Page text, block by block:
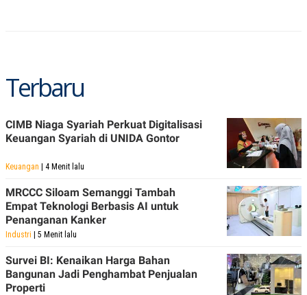
USE
PEDOMAN
SIBER
POLICY
Terbaru
CIMB Niaga Syariah Perkuat Digitalisasi
Keuangan Syariah di UNIDA Gontor
Keuangan | 4 Menit lalu
MRCCC Siloam Semanggi Tambah
Empat Teknologi Berbasis AI untuk
Penanganan Kanker
Industri | 5 Menit lalu
Survei BI: Kenaikan Harga Bahan
Bangunan Jadi Penghambat Penjualan
Properti